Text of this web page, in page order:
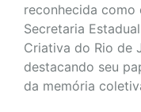
reconhecida como
Secretaria
Criativa do Rio de
destacando seu
da memória